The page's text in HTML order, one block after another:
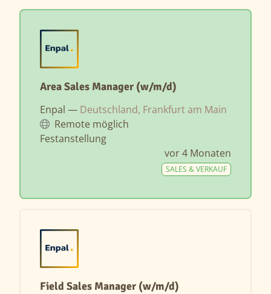
Area Sales Manager (w/m/d)
Enpal — Deutschland, Frankfurt am Main
Remote möglich
Festanstellung
vor 4 Monaten
SALES & VERKAUF
Field Sales Manager (w/m/d)